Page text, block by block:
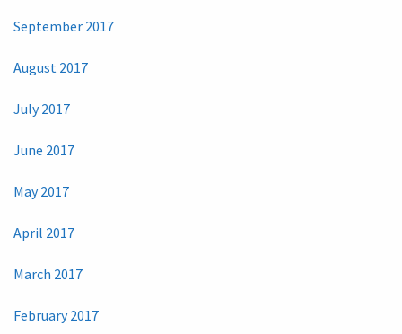
September 2017
August 2017
July 2017
June 2017
May 2017
April 2017
March 2017
February 2017